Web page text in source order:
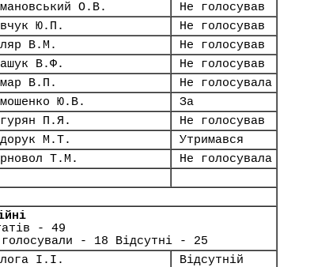
О.В.
Не голосував
Ю.П.
Не голосував
В.М.
Не голосував
В.Ф.
Не голосував
В.П.
Не голосувала
Ю.В.
За
П.Я.
Не голосував
М.Т.
Утримався
Т.М.
Не голосувала
- 49
- 18 Відсутні - 25
І.І.
Відсутній